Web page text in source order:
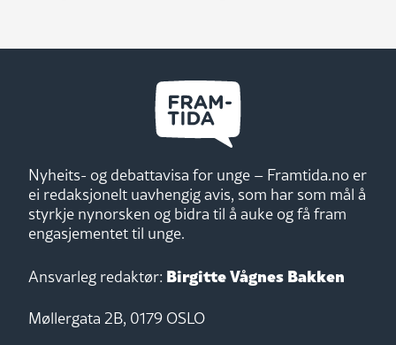
Nyheits- og debattavisa for unge – Framtida.no er
ei redaksjonelt uavhengig avis, som har som mål å
styrkje nynorsken og bidra til å auke og få fram
engasjementet til unge.
Ansvarleg redaktør: Birgitte Vågnes Bakken
Møllergata 2B, 0179 OSLO